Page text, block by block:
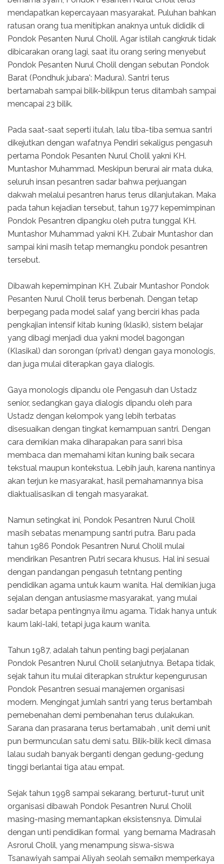
mendapatkan kepercayaan masyarakat. Puluhan bahkan
ratusan orang tua menitipkan anaknya untuk dididik di
Pondok Pesanten Nurul Cholil. Agar istilah cangkruk tidak
dibicarakan orang lagi, saat itu orang sering menyebut
Pondok Pesanten Nurul Cholil dengan sebutan Pondok
Barat (Pondhuk jubara': Madura). Santri terus
bertamabah sampai bilik-bilikpun terus ditambah sampai
mencapai 23 bilik.
Pada saat-saat seperti itulah, lalu tiba-tiba semua santri
dikejutkan dengan wafatnya Pendiri sekaligus pengasuh
pertama Pondok Pesanten Nurul Cholil yakni KH.
Muntashor Muhammad. Meskipun berurai air mata duka,
seluruh insan pesantren sadar bahwa perjuangan
dakwah melalui pesantren harus terus dilanjutakan. Maka
pada tahun kejadian tersebut, tahun 1977 kepemimpinan
Pondok Pesantren dipangku oleh putra tunggal KH.
Muntashor Muhammad yakni KH. Zubair Muntashor dan
sampai kini masih tetap memangku pondok pesantren
tersebut.
Dibawah kepemimpinan KH. Zubair Muntashor Pondok
Pesanten Nurul Cholil terus berbenah. Dengan tetap
berpegang pada model salaf yang berciri khas pada
pengkajian intensif kitab kuning (klasik), sistem belajar
yang dibagi menjadi dua yakni model bagongan
(Klasikal) dan sorongan (privat) dengan gaya monologis,
dan juga mulai diterapkan gaya dialogis.
Gaya monologis dipandu ole Pengasuh dan Ustadz
senior, sedangkan gaya dialogis dipandu oleh para
Ustadz dengan kelompok yang lebih terbatas
disesuaikan dengan tingkat kemampuan santri. Dengan
cara demikian maka diharapakan para sanri bisa
membaca dan memahami kitan kuning baik secara
tekstual maupun kontekstua. Lebih jauh, karena nantinya
akan terjun ke masyarakat, hasil pemahamannya bisa
diaktualisasikan di tengah masyarakat.
Namun setingkat ini, Pondok Pesantren Nurul Cholil
masih sebatas menampung santri putra. Baru pada
tahun 1986 Pondok Pesantren Nurul Cholil mulai
mendirikan Pesantren Putri secara khusus. Hal ini sesuai
dengan pandangan pengasuh tetntang penting
pendidikan agama untuk kaum wanita. Hal demikian juga
sejalan dengan antusiasme masyarakat, yang mulai
sadar betapa pentingnya ilmu agama. Tidak hanya untuk
kaum laki-laki, tetapi juga kaum wanita.
Tahun 1987, adalah tahun penting bagi perjalanan
Pondok Pesantren Nurul Cholil selanjutnya. Betapa tidak,
sejak tahun itu mulai diterapkan struktur kepengurusan
Pondok Pesantren sesuai manajemen organisasi
modern. Mengingat jumlah santri yang terus bertambah
pemebenahan demi pembenahan terus dulakukan.
Sarana dan prasarana terus bertamabah , unit demi unit
pun bermunculan satu demi satu. Bilik-bilik kecil dimasa
lalau sudah banyak berganti dengan gedung-gedung
tinggi berlantai tiga atau empat.
Sejak tahun 1998 sampai sekarang, berturut-turut unit
organisasi dibawah Pondok Pesantren Nurul Cholil
masing-masing memantapkan eksistensnya. Dimulai
dengan unti pendidikan formal yang bernama Madrasah
Asrorul Cholil, yang menampung siswa-siswa
Tsanawiyah sampai Aliyah seolah semaikn memperkaya